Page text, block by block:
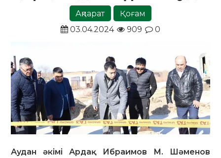
Ақпарат
Қоғам
03.04.2024
909 0
Аудан әкімі Ардақ Ибраимов М. Шәменов